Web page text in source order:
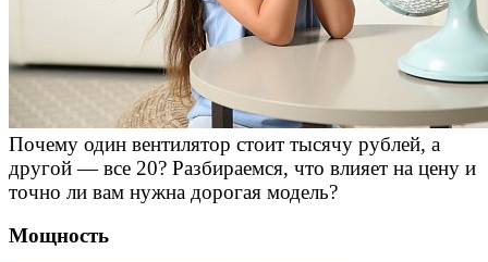
Почему один вентилятор стоит тысячу рублей, а
другой — все 20? Разбираемся, что влияет на цену и
точно ли вам нужна дорогая модель?
Мощность